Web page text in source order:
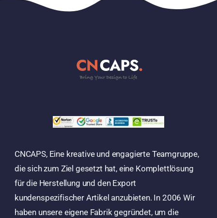
CNCAPS, Eine kreative und engagierte Teamgruppe,
die sich zum Ziel gesetzt hat, eine Komplettlösung
für die Herstellung und den Export
kundenspezifischer Artikel anzubieten. In 2006 Wir
haben unsere eigene Fabrik gegründet, um die